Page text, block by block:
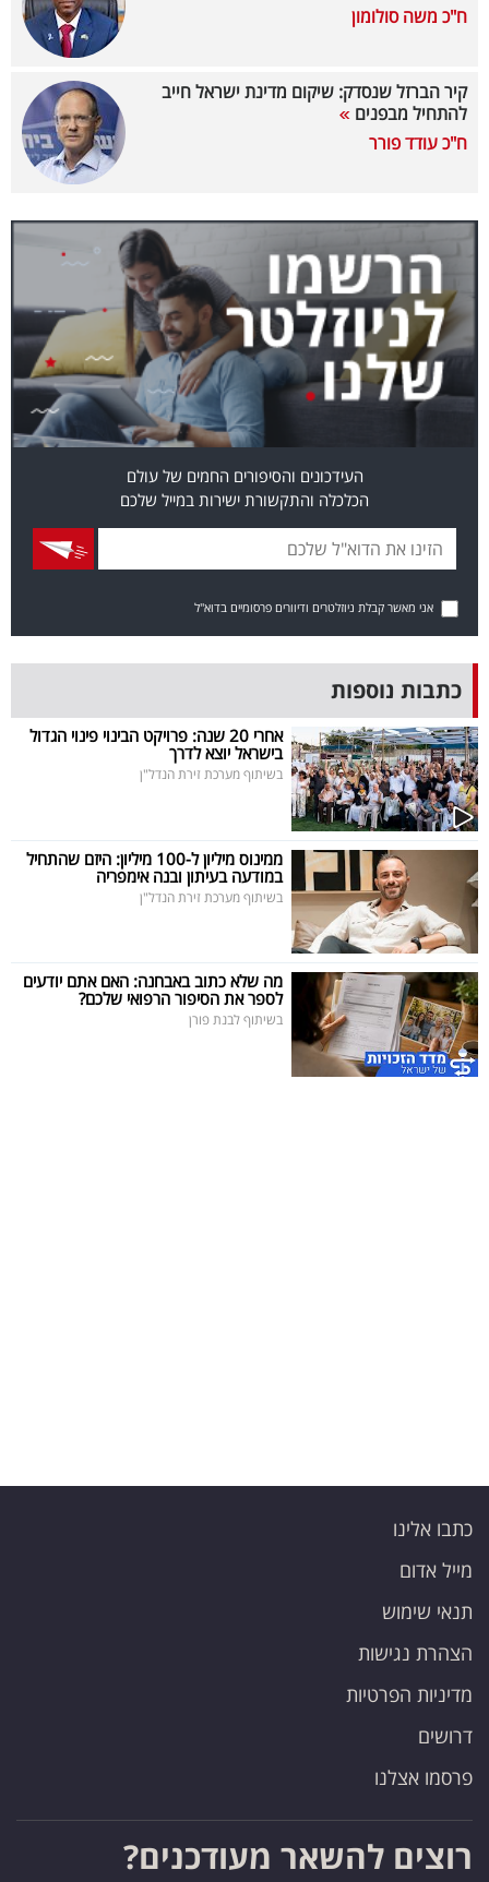
ניוזלטרים
מייל
אדום
אחרינו:
ח"כ משה סולומון
קיר הברזל שנסדק: שיקום מדינת ישראל חייב
להתחיל מבפנים
ח"כ עודד פורר
העידכונים והסיפורים החמים של עולם
הכלכלה והתקשורת ישירות במייל שלכם
אני מאשר קבלת ניוזלטרים ודיוורים פרסומיים בדוא"ל
כתבות נוספות
אחרי 20 שנה: פרויקט הבינוי פינוי הגדול
בישראל יוצא לדרך
בשיתוף מערכת זירת הנדל"ן
ממינוס מיליון ל-100 מיליון: היזם שהתחיל
במודעה בעיתון ובנה אימפריה
בשיתוף מערכת זירת הנדל"ן
מה שלא כתוב באבחנה: האם אתם יודעים
לספר את הסיפור הרפואי שלכם?
בשיתוף לבנת פורן
כתבו אלינו
מייל אדום
תנאי שימוש
הצהרת נגישות
מדיניות הפרטיות
דרושים
פרסמו אצלנו
רוצים להשאר מעודכנים?